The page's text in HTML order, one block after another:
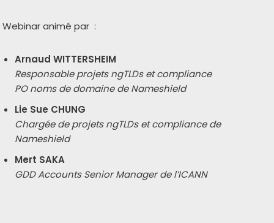
Webinar ani­mé par :
Arnaud WITTERSHEIM
Responsable pro­jets ngTLDs et com­pliance
PO noms de domaine de Nameshield
Lie Sue CHUNG
Chargée de pro­jets ngTLDs et com­pliance de
Nameshield
Mert SAKA
GDD Accounts Senior Manager de l’ICANN